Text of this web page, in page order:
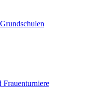
Frauenturniere